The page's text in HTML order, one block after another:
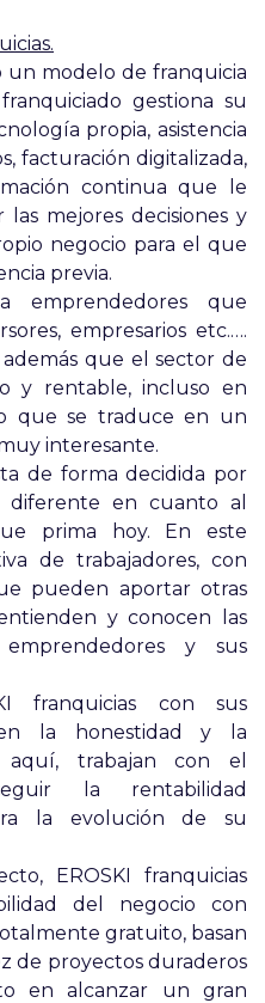
un modelo de franquicia
gestiona su
propia, asistencia
, facturacióndigitalizada,
continua que le
mejores decisiones y
negocio para el que
previa.
a emprendedoresque
, empresarios etc.….
que elsector de
y rentable, incluso en
que se traduce en un
interesante.
de forma decidida por
diferente en cuanto al
prima hoy. En este
de trabajadores, con
pueden aportar otras
yconocen las
y sus
franquicias con sus
la honestidad y la
trabajan con el
la rentabilidad
la evolución de su
EROSKI franquicias
del negocio con
gratuito, basan
de proyectos duraderos
en alcanzar un gran